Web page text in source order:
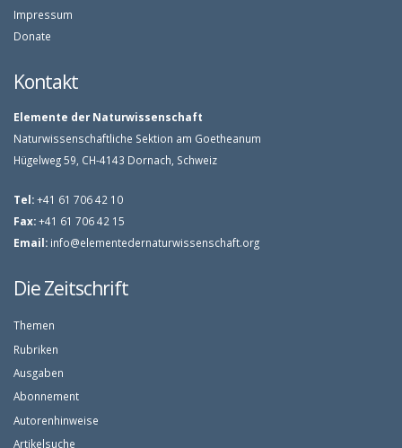
Impressum
Donate
Kontakt
Elemente der Naturwissenschaft
Naturwissenschaftliche Sektion am Goetheanum
Hügelweg 59, CH-4143 Dornach, Schweiz
Tel:+41 61 706 42 10
Fax:+41 61 706 42 15
Email: info@elementedernaturwissenschaft.org
Die Zeitschrift
Themen
Rubriken
Ausgaben
Abonnement
Autorenhinweise
Artikelsuche